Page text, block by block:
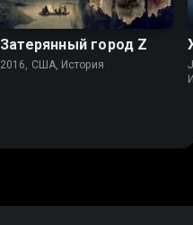
Затерянный город Z
2016, США, История